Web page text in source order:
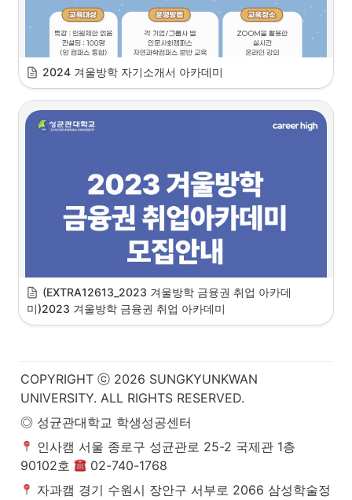
2024 겨울방학 자기소개서 아카데미
(EXTRA12613_2023 겨울방학 금융권 취업 아카데
미)2023 겨울방학 금융권 취업 아카데미
COPYRIGHT ⓒ 2026 SUNGKYUNKWAN
UNIVERSITY. ALL RIGHTS RESERVED.
◎ 성균관대학교 학생성공센터
인사캠 서울 종로구 성균관로 25-2 국제관 1층
90102호
02-740-1768
자과캠 경기 수원시 장안구 서부로 2066 삼성학술정